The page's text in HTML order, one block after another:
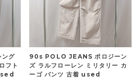
グ
フト
90s POLO JEANS ポロジーン
ズ ラルフローレン ミリタリー カ
ーゴ パンツ 古着 used